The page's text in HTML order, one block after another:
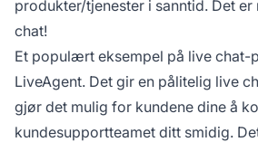
produkter/tjenester i sanntid. Det er
chat!
Et populært eksempel på live chat-
LiveAgent. Det gir en pålitelig live
gjør det mulig for kundene dine å
kundesupportteamet ditt smidig.